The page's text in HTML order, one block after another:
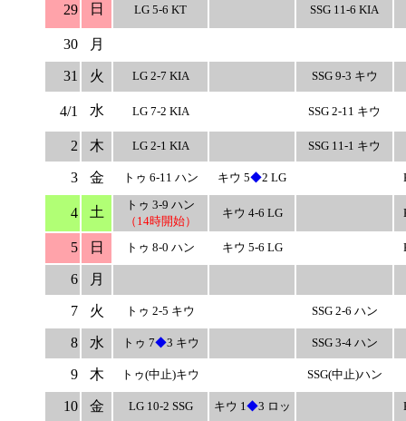
29 日 LG 5-6 KT SSG 11-6 KIA
30 月
31 火 LG 2-7 KIA SSG 9-3 キウ
4/1 水 LG 7-2 KIA SSG 2-11 キウ
2 木 LG 2-1 KIA SSG 11-1 キウ
3 金 トゥ 6-11 ハン キウ 5◆2 LG
4 土
トゥ 3-9 ハン
（14時開始）
キウ 4-6 LG
5 日 トゥ 8-0 ハン キウ 5-6 LG
6 月
7 火 トゥ 2-5 キウ SSG 2-6 ハン
8 水 トゥ 7◆3 キウ SSG 3-4 ハン
9 木 トゥ(中止)キウ SSG(中止)ハン
10 金 LG 10-2 SSG キウ 1◆3 ロッ